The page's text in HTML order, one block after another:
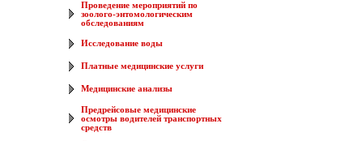
Проведение мероприятий по
зоолого-энтомологическим
обследованиям
Исследование воды
Платные медицинские услуги
Медицинские анализы
Предрейсовые медицинские
осмотры водителей транспортных
средств